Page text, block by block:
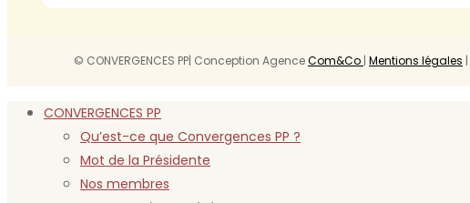
© CONVERGENCES PP| Conception AgenceCom&Co | Mentions légales |
CONVERGENCES PP
Qu’est-ce que Convergences PP ?
Mot de la Présidente
Nos membres